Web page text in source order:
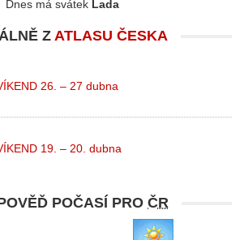
Dnes má svátek Lada
Z ATLASU ČESKA
26. – 27 dubna
19. – 20. dubna
POČASÍ PRO ČR